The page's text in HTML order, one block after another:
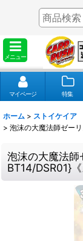
メニュー
マイページ 特集
ホーム > ストイケイア
> 泡沫の大魔法師ゼー
泡沫の大魔法師
BT14/DSR01}《